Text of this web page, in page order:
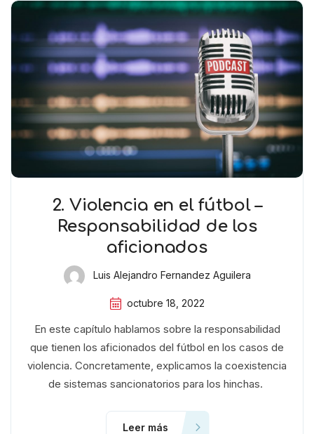
2. Violencia en el fútbol –
Responsabilidad de los
aficionados
Luis Alejandro Fernandez Aguilera
octubre 18, 2022
En este capítulo hablamos sobre la responsabilidad
que tienen los aficionados del fútbol en los casos de
violencia. Concretamente, explicamos la coexistencia
de sistemas sancionatorios para los hinchas.
Leer más